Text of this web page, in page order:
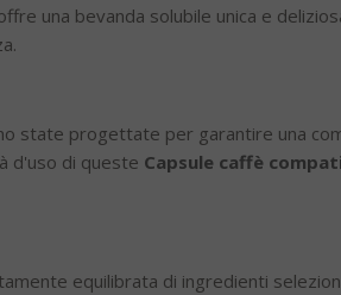
una bevanda solubile unica e
state progettate per garantire una
d'uso di queste Capsule caffè
equilibrata di ingredienti